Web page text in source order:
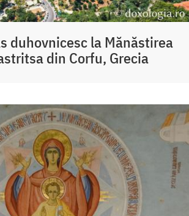
duhovnicesc la Mănăstirea
din Corfu, Grecia